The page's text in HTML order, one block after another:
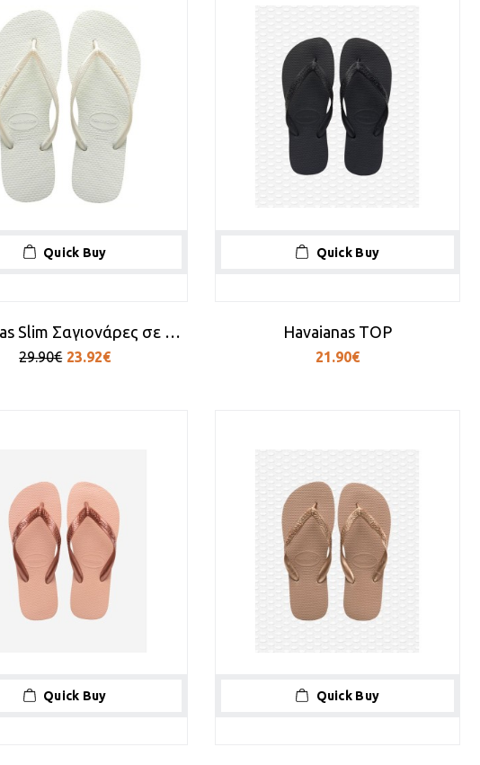
Quick Buy
Havaianas Slim Σαγιονάρες σε Λευκό Χρώμα
29.90€ 23.92€
Quick Buy
Havaianas TOP
21.90€
Quick Buy Quick Buy